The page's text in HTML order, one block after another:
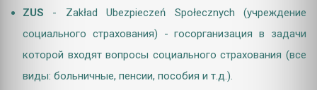
ZUS - Zakład Ubezpieczeń Społecznych (учреждение
социального страхования) - госорганизация в задачи
которой входят вопросы социального страхования (все
виды: больничные, пенсии, пособия и т.д.).